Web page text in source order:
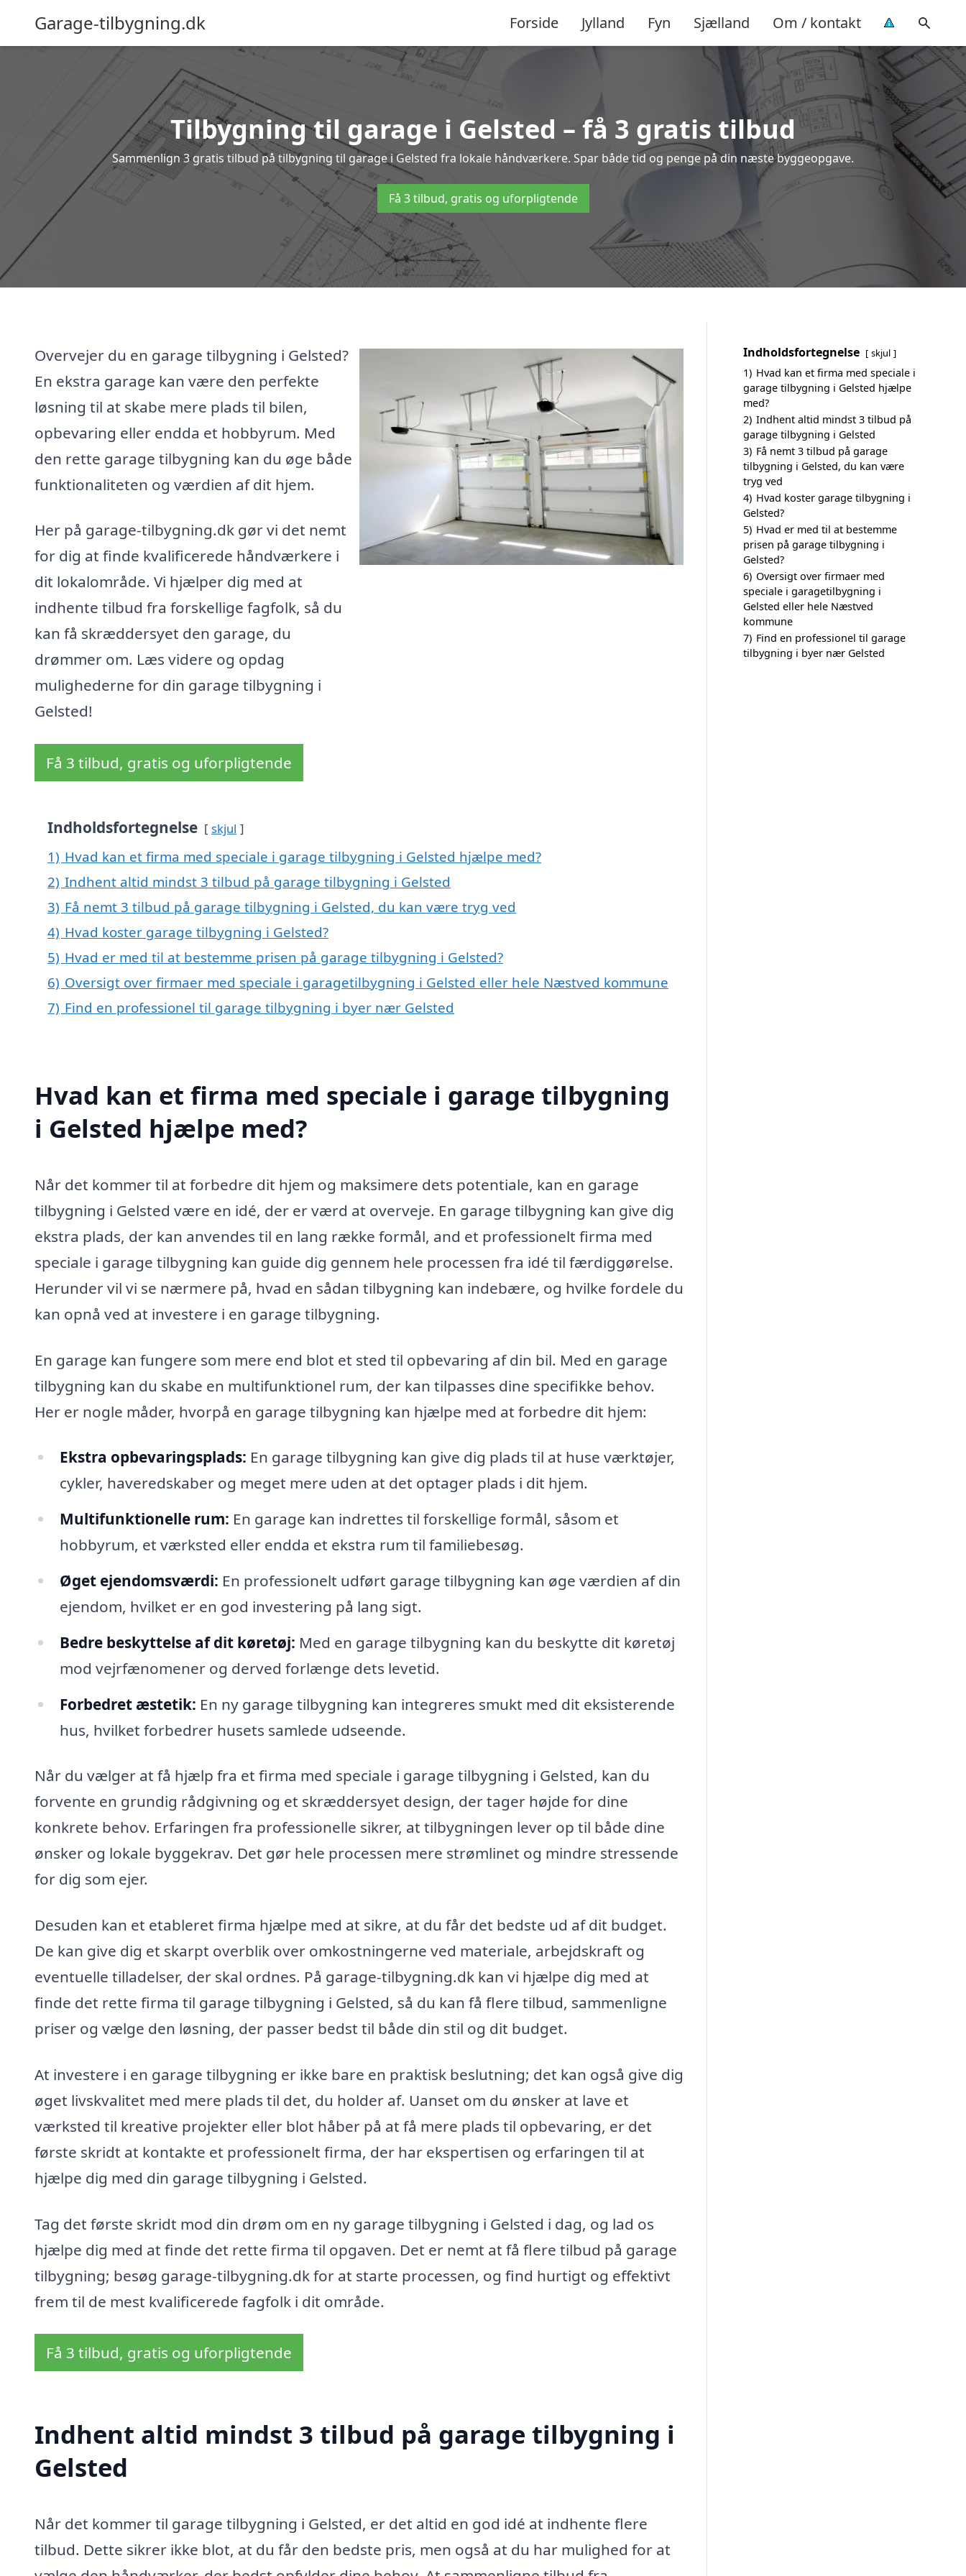
Garage-tilbygning.dk Forside Jylland Fyn Sjælland Om / kontakt
Tilbygning til garage i Gelsted – få 3 gratis tilbud
Sammenlign 3 gratis tilbud på tilbygning til garage i Gelsted fra lokale håndværkere. Spar både tid og penge på din næste byggeopgave.
Få 3 tilbud, gratis og uforpligtende
Overvejer du en garage tilbygning i Gelsted?
En ekstra garage kan være den perfekte
løsning til at skabe mere plads til bilen,
opbevaring eller endda et hobbyrum. Med
den rette garage tilbygning kan du øge både
funktionaliteten og værdien af dit hjem.
Her på garage-tilbygning.dk gør vi det nemt
for dig at finde kvalificerede håndværkere i
dit lokalområde. Vi hjælper dig med at
indhente tilbud fra forskellige fagfolk, så du
kan få skræddersyet den garage, du
drømmer om. Læs videre og opdag
mulighederne for din garage tilbygning i
Gelsted!
Få 3 tilbud, gratis og uforpligtende
Indholdsfortegnelse skjul
1) Hvad kan et firma med speciale i garage tilbygning i Gelsted hjælpe med?
2) Indhent altid mindst 3 tilbud på garage tilbygning i Gelsted
3) Få nemt 3 tilbud på garage tilbygning i Gelsted, du kan være tryg ved
4) Hvad koster garage tilbygning i Gelsted?
5) Hvad er med til at bestemme prisen på garage tilbygning i Gelsted?
6) Oversigt over firmaer med speciale i garagetilbygning i Gelsted eller hele Næstved kommune
7) Find en professionel til garage tilbygning i byer nær Gelsted
Hvad kan et firma med speciale i garage tilbygning
i Gelsted hjælpe med?
Når det kommer til at forbedre dit hjem og maksimere dets potentiale, kan en garage
tilbygning i Gelsted være en idé, der er værd at overveje. En garage tilbygning kan give dig
ekstra plads, der kan anvendes til en lang række formål, and et professionelt firma med
speciale i garage tilbygning kan guide dig gennem hele processen fra idé til færdiggørelse.
Herunder vil vi se nærmere på, hvad en sådan tilbygning kan indebære, og hvilke fordele du
kan opnå ved at investere i en garage tilbygning.
En garage kan fungere som mere end blot et sted til opbevaring af din bil. Med en garage
tilbygning kan du skabe en multifunktionel rum, der kan tilpasses dine specifikke behov.
Her er nogle måder, hvorpå en garage tilbygning kan hjælpe med at forbedre dit hjem:
Ekstra opbevaringsplads: En garage tilbygning kan give dig plads til at huse værktøjer,
cykler, haveredskaber og meget mere uden at det optager plads i dit hjem.
Multifunktionelle rum: En garage kan indrettes til forskellige formål, såsom et
hobbyrum, et værksted eller endda et ekstra rum til familiebesøg.
Øget ejendomsværdi: En professionelt udført garage tilbygning kan øge værdien af din
ejendom, hvilket er en god investering på lang sigt.
Bedre beskyttelse af dit køretøj: Med en garage tilbygning kan du beskytte dit køretøj
mod vejrfænomener og derved forlænge dets levetid.
Forbedret æstetik: En ny garage tilbygning kan integreres smukt med dit eksisterende
hus, hvilket forbedrer husets samlede udseende.
Når du vælger at få hjælp fra et firma med speciale i garage tilbygning i Gelsted, kan du
forvente en grundig rådgivning og et skræddersyet design, der tager højde for dine
konkrete behov. Erfaringen fra professionelle sikrer, at tilbygningen lever op til både dine
ønsker og lokale byggekrav. Det gør hele processen mere strømlinet og mindre stressende
for dig som ejer.
Desuden kan et etableret firma hjælpe med at sikre, at du får det bedste ud af dit budget.
De kan give dig et skarpt overblik over omkostningerne ved materiale, arbejdskraft og
eventuelle tilladelser, der skal ordnes. På garage-tilbygning.dk kan vi hjælpe dig med at
finde det rette firma til garage tilbygning i Gelsted, så du kan få flere tilbud, sammenligne
priser og vælge den løsning, der passer bedst til både din stil og dit budget.
At investere i en garage tilbygning er ikke bare en praktisk beslutning; det kan også give dig
øget livskvalitet med mere plads til det, du holder af. Uanset om du ønsker at lave et
værksted til kreative projekter eller blot håber på at få mere plads til opbevaring, er det
første skridt at kontakte et professionelt firma, der har ekspertisen og erfaringen til at
hjælpe dig med din garage tilbygning i Gelsted.
Tag det første skridt mod din drøm om en ny garage tilbygning i Gelsted i dag, og lad os
hjælpe dig med at finde det rette firma til opgaven. Det er nemt at få flere tilbud på garage
tilbygning; besøg garage-tilbygning.dk for at starte processen, og find hurtigt og effektivt
frem til de mest kvalificerede fagfolk i dit område.
Få 3 tilbud, gratis og uforpligtende
Indhent altid mindst 3 tilbud på garage tilbygning i
Gelsted
Når det kommer til garage tilbygning i Gelsted, er det altid en god idé at indhente flere
tilbud. Dette sikrer ikke blot, at du får den bedste pris, men også at du har mulighed for at
Indholdsfortegnelse skjul
1) Hvad kan et firma med speciale i
garage tilbygning i Gelsted hjælpe
med?
2) Indhent altid mindst 3 tilbud på
garage tilbygning i Gelsted
3) Få nemt 3 tilbud på garage
tilbygning i Gelsted, du kan være
tryg ved
4) Hvad koster garage tilbygning i
Gelsted?
5) Hvad er med til at bestemme
prisen på garage tilbygning i
Gelsted?
6) Oversigt over firmaer med
speciale i garagetilbygning i
Gelsted eller hele Næstved
kommune
7) Find en professionel til garage
tilbygning i byer nær Gelsted